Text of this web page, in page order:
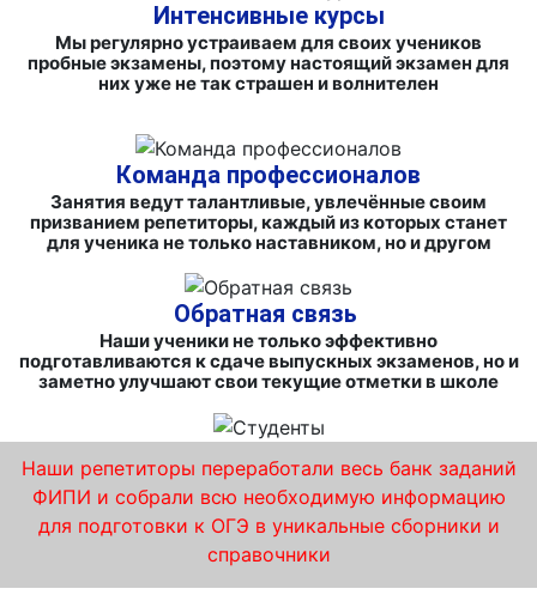
Интенсивные курсы
Мы регулярно устраиваем для своих учеников
пробные экзамены, поэтому настоящий экзамен для
них уже не так страшен и волнителен
Команда профессионалов
Занятия ведут талантливые, увлечённые своим
призванием репетиторы, каждый из которых станет
для ученика не только наставником, но и другом
Обратная связь
Наши ученики не только эффективно
подготавливаются к сдаче выпускных экзаменов, но и
заметно улучшают свои текущие отметки в школе
Наши репетиторы переработали весь банк заданий
ФИПИ и собрали всю необходимую информацию
для подготовки к ОГЭ в уникальные сборники и
справочники